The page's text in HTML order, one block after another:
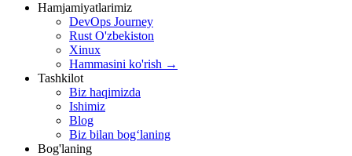
Hamjamiyatlarimiz
DevOps Journey
Rust O'zbekiston
Xinux
Hammasini ko'rish →
Tashkilot
Biz haqimizda
Ishimiz
Blog
Biz bilan bogʻlaning
Bog'laning